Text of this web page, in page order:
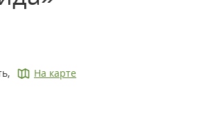
На карте